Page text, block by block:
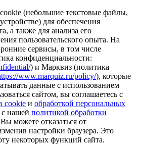
(небольшие текстовые файлы,
для обеспечения
а также для анализа его
пользовательского опыта. На
сервисы, в том числе
конфиденциальности:
) и Марквиз (политика
www.marquiz.ru/policy/), которые
данные с использованием
сайтом, вы соглашаетесь с
cookie и обработкой персональных
с нашей политикой обработки
можете отказаться от
настройки браузера. Это
некоторых функций сайта.